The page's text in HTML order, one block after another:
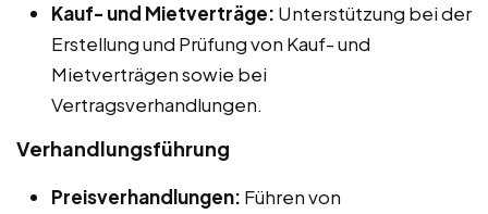
Kauf- und Mietverträge: Unterstützung bei der
Erstellung und Prüfung von Kauf- und
Mietverträgen sowie bei
Vertragsverhandlungen.
Verhandlungsführung
Preisverhandlungen: Führen von